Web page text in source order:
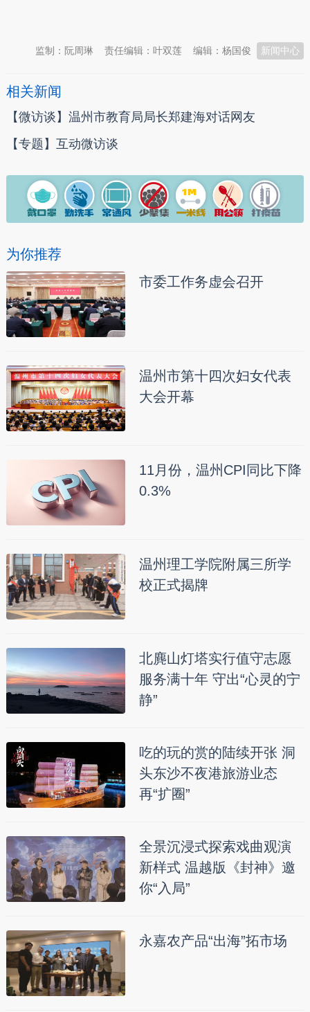
新闻中心
编辑：杨国俊
责任编辑：叶双莲
监制：阮周琳
相关新闻
【微访谈】温州市教育局局长郑建海对话网友
【专题】互动微访谈
为你推荐
市委工作务虚会召开
温州市第十四次妇女代表
大会开幕
11月份，温州CPI同比下降
0.3%
温州理工学院附属三所学
校正式揭牌
北麂山灯塔实行值守志愿
服务满十年 守出“心灵的宁
静”
吃的玩的赏的陆续开张 洞
头东沙不夜港旅游业态
再“扩圈”
全景沉浸式探索戏曲观演
新样式 温越版《封神》邀
你“入局”
永嘉农产品“出海”拓市场